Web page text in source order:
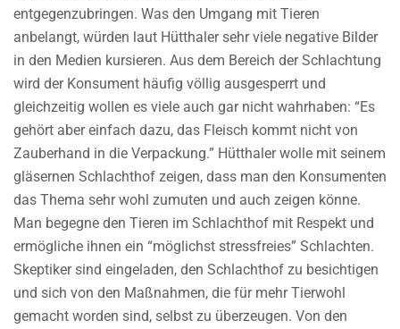
entgegenzubringen. Was den Umgang mit Tieren
anbelangt, würden laut Hütthaler sehr viele negative Bilder
in den Medien kursieren. Aus dem Bereich der Schlachtung
wird der Konsument häufig völlig ausgesperrt und
gleichzeitig wollen es viele auch gar nicht wahrhaben: “Es
gehört aber einfach dazu, das Fleisch kommt nicht von
Zauberhand in die Verpackung.” Hütthaler wolle mit seinem
gläsernen Schlachthof zeigen, dass man den Konsumenten
das Thema sehr wohl zumuten und auch zeigen könne.
Man begegne den Tieren im Schlachthof mit Respekt und
ermögliche ihnen ein “möglichst stressfreies” Schlachten.
Skeptiker sind eingeladen, den Schlachthof zu besichtigen
und sich von den Maßnahmen, die für mehr Tierwohl
gemacht worden sind, selbst zu überzeugen. Von den